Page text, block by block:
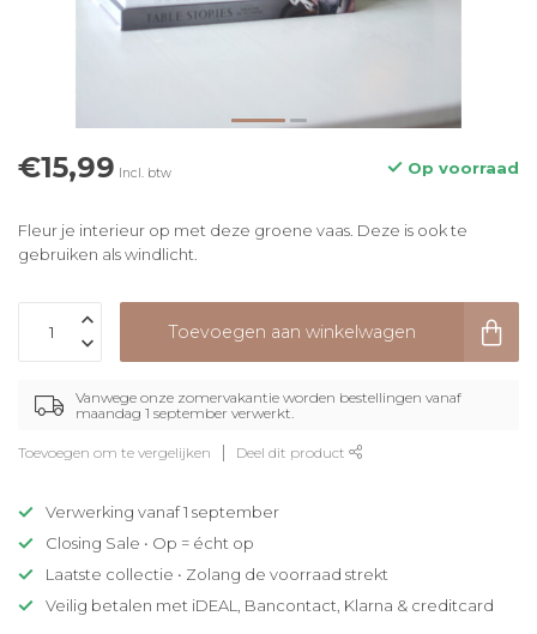
€15,99 Incl. btw Op voorraad
Fleur je interieur op met deze groene vaas. Deze is ook te
gebruiken als windlicht.
Toevoegen aan winkelwagen
Vanwege onze zomervakantie worden bestellingen vanaf
maandag 1 september verwerkt.
Toevoegen om te vergelijken Deel dit product
Verwerking vanaf 1 september
Closing Sale • Op = écht op
Laatste collectie • Zolang de voorraad strekt
Veilig betalen met iDEAL, Bancontact, Klarna & creditcard